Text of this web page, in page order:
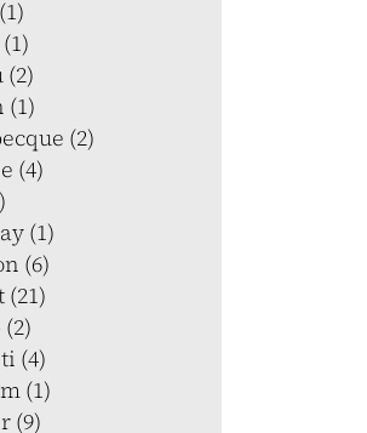
(1)
(2)
(4)
(1)
(6)
(4)
(1)
(9)